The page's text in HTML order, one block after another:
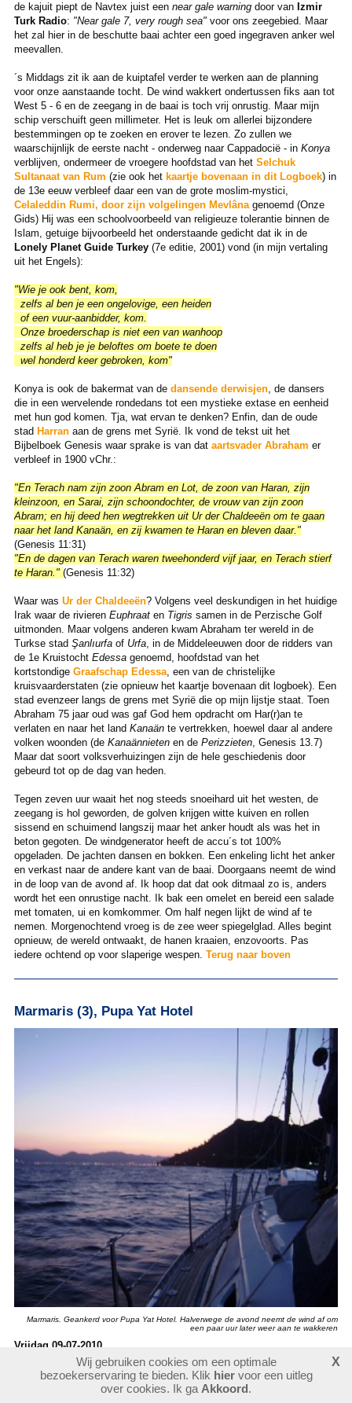
de kajuit piept de Navtex juist een near gale warning door van Izmir
Turk Radio: "Near gale 7, very rough sea"voor ons zeegebied. Maar
het zal hier in de beschutte baai achter een goed ingegraven anker wel
meevallen.
´s Middags zit ik aan de kuiptafel verder te werken aan de planning
voor onze aanstaande tocht. De wind wakkert ondertussen fiks aan tot
West 5 - 6 en de zeegang in de baai is toch vrij onrustig. Maar mijn
schip verschuift geen millimeter. Het is leuk om allerlei bijzondere
bestemmingen op te zoeken en erover te lezen. Zo zullen we
waarschijnlijk de eerste nacht - onderweg naar Cappadocië - in Konya
verblijven, ondermeer de vroegere hoofdstad van het Selchuk
Sultanaat van Rum (zie ook het kaartje bovenaan in dit Logboek) in
de 13e eeuw verbleef daar een van de grote moslim-mystici,
Celaleddin Rumi, door zijn volgelingen Mevlâna genoemd (Onze
Gids) Hij was een schoolvoorbeeld van religieuze tolerantie binnen de
Islam, getuige bijvoorbeeld het onderstaande gedicht dat ik in de
Lonely Planet Guide Turkey (7e editie, 2001) vond (in mijn vertaling
uit het Engels):
"Wie je ook bent, kom,
zelfs al ben je een ongelovige, een heiden
of een vuur-aanbidder, kom.
Onze broederschap is niet een van wanhoop
zelfs al heb je je beloftes om boete te doen
wel honderd keer gebroken, kom"
Konya is ook de bakermat van de dansende derwisjen, de dansers
die in een wervelende rondedans tot een mystieke extase en eenheid
met hun god komen. Tja, wat ervan te denken? Enfin, dan de oude
stad Harranaan de grens met Syrië. Ik vond de tekst uit het
Bijbelboek Genesis waar sprake is van dat aartsvader Abraham er
verbleef in 1900 vChr.:
"En Terach nam zijn zoon Abram en Lot, de zoon van Haran, zijn
kleinzoon, en Sarai, zijn schoondochter, de vrouw van zijn zoon
Abram; en hij deed hen wegtrekken uit Ur der Chaldeeën om te gaan
naar het land Kanaän, en zij kwamen te Haran en bleven daar."
(Genesis 11:31)
"En de dagen van Terach waren tweehonderd vijf jaar, en Terach stierf
te Haran." (Genesis 11:32)
Waar was Ur der Chaldeeën? Volgens veel deskundigen in het huidige
Irak waar de rivieren Euphraaten Tigris samen in de Perzische Golf
uitmonden. Maar volgens anderen kwam Abraham ter wereld in de
Turkse stad Şanlıurfaof Urfa, in de Middeleeuwen door de ridders van
de 1e Kruistocht Edessa genoemd, hoofdstad van het
kortstondige Graafschap Edessa, een van de christelijke
kruisvaarderstaten (zie opnieuw het kaartje bovenaan dit logboek). Een
stad evenzeer langs de grens met Syrië die op mijn lijstje staat. Toen
Abraham 75 jaar oud was gaf God hem opdracht om Har(r)an te
verlaten en naar het land Kanaänte vertrekken, hoewel daar al andere
volken woonden (de Kanaännietenen de Perizzieten, Genesis 13.7)
Maar dat soort volksverhuizingen zijn de hele geschiedenis door
gebeurd tot op de dag van heden.
Tegen zeven uur waait het nog steeds snoeihard uit het westen, de
zeegang is hol geworden, de golven krijgen witte kuiven en rollen
sissend en schuimend langszij maar het anker houdt als was het in
beton gegoten. De windgenerator heeft de accu´s tot 100%
opgeladen. De jachten dansen en bokken. Een enkeling licht het anker
en verkast naar de andere kant van de baai. Doorgaans neemt de wind
in de loop van de avond af. Ik hoop dat dat ook ditmaal zo is, anders
wordt het een onrustige nacht. Ik bak een omelet en bereid een salade
met tomaten, ui en komkommer. Om half negen lijkt de wind af te
nemen. Morgenochtend vroeg is de zee weer spiegelglad. Alles begint
opnieuw, de wereld ontwaakt, de hanen kraaien, enzovoorts. Pas
iedere ochtend op voor slaperige wespen. Terug naar boven
Marmaris (3), Pupa Yat Hotel
Marmaris. Geankerd voor Pupa Yat Hotel. Halverwege de avond neemt de wind af om
een paar uur later weer aan te wakkeren
Vrijdag 09-07-2010
Van slapen komt vannacht niet veel terecht. Aanvankelijk neemt de
harde westenwind inderdaad wat af (foto hierboven) maar tegen elf uur
begint hij weer te jakkeren en doet het schip achter zijn anker
Wij gebruiken cookies om een optimale
bezoekerservaring te bieden. Klik hiervoor een uitleg
over cookies. Ik ga Akkoord.
X